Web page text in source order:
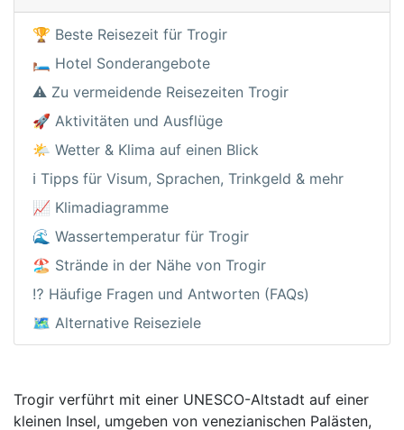
🏆 Beste Reisezeit für Trogir
🛏️ Hotel Sonderangebote
⚠️ Zu vermeidende Reisezeiten Trogir
🚀 Aktivitäten und Ausflüge
🌤️ Wetter & Klima auf einen Blick
ℹ️ Tipps für Visum, Sprachen, Trinkgeld & mehr
📈 Klimadiagramme
🌊 Wassertemperatur für Trogir
🏖️ Strände in der Nähe von Trogir
⁉️ Häufige Fragen und Antworten (FAQs)
🗺️ Alternative Reiseziele
Trogir verführt mit einer UNESCO-Altstadt auf einer
kleinen Insel, umgeben von venezianischen Palästen,